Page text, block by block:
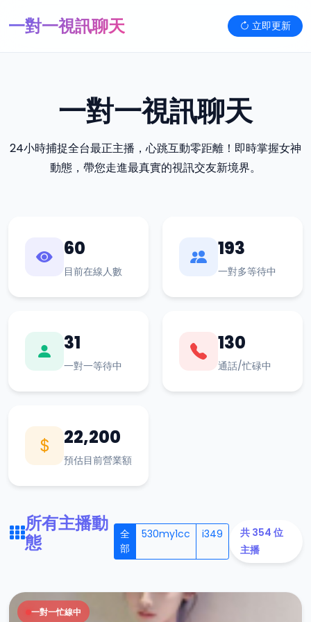
一對一視訊聊天 立即更新
一對一視訊聊天
24小時捕捉全台最正主播，心跳互動零距離！即時掌握女神
動態，帶您走進最真實的視訊交友新境界。
60
目前在線人數
193
一對多等待中
31
一對一等待中
130
通話/忙碌中
22,200
預估目前營業額
所有主播動
態
全
部
530my1cc i349
共 354 位
主播
一對一忙線中